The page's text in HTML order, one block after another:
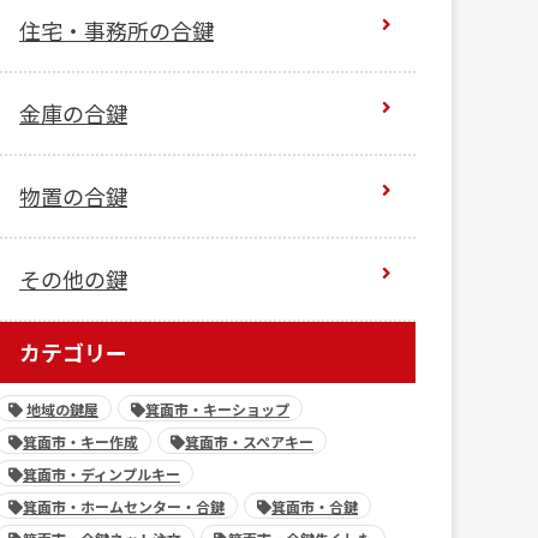
住宅・事務所の合鍵
金庫の合鍵
物置の合鍵
その他の鍵
カテゴリー
地域の鍵屋
箕面市・キーショップ
箕面市・キー作成
箕面市・スペアキー
箕面市・ディンプルキー
箕面市・ホームセンター・合鍵
箕面市・合鍵